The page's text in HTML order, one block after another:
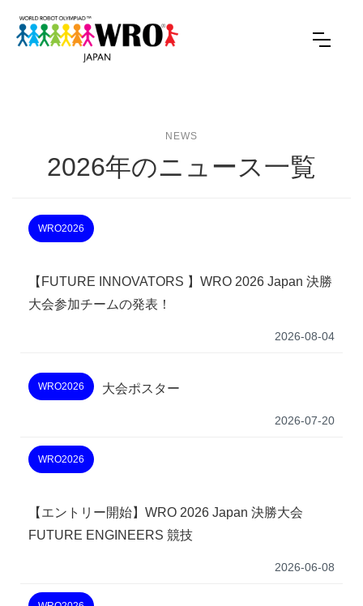
NEWS
2026年のニュース一覧
WRO2026
【FUTURE INNOVATORS 】WRO 2026 Japan 決勝
大会参加チームの発表！
2026-08-04
WRO2026 大会ポスター
2026-07-20
WRO2026
【エントリー開始】WRO 2026 Japan 決勝大会
FUTURE ENGINEERS 競技
2026-06-08